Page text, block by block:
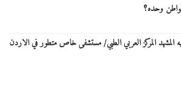
وحده؟
المشهد المركز العربي الطبي/ مستشفى خاص متطور في الاردن